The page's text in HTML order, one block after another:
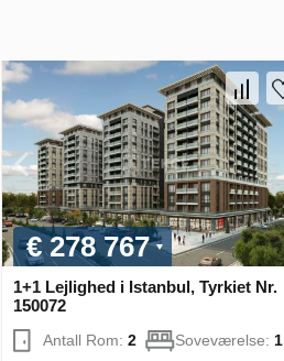
€ 278 767
1+1 Lejlighed i Istanbul, Tyrkiet Nr.
150072
Antall Rom: 2 Soveværelse: 1